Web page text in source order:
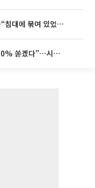
천안 교회서 11세 아동 사망…“침대에 묶여 있었다” 진술 확보
AT마드리드 ‘7번’ 이강인 “120% 쏟겠다”⋯시메오네 감독 “필요한 선수”